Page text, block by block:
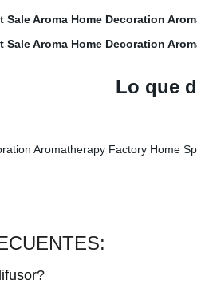
Lo que
?